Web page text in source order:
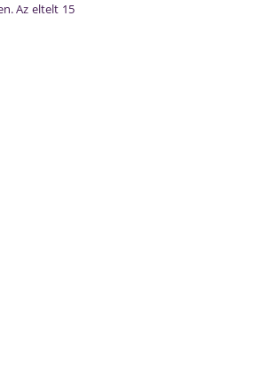
Az eltelt 15